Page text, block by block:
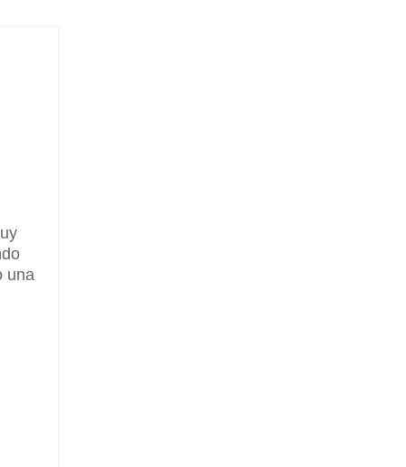
una